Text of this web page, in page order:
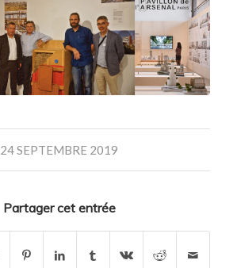
24 SEPTEMBRE 2019
Partager cet entrée